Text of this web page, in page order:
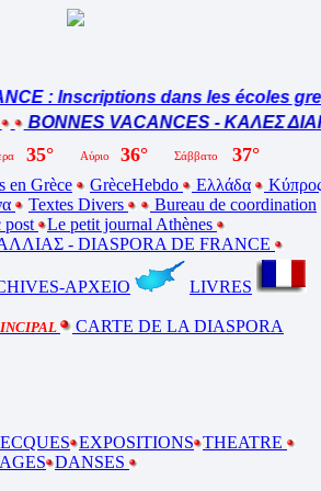
: Inscriptions dans les écoles
BONNES VACANCES - ΚΑΛΕΣ
en Grèce GrèceHebdo Ελλάδα
Textes Divers
Bureau de coordination
post
Le petit journal Athènes
- DIASPORA DE FRANCE
ΑΡΧΕΙΟ
LIVRES
CARTE DE LA DIASPORA
EXPOSITIONS THEATRE
DANSES